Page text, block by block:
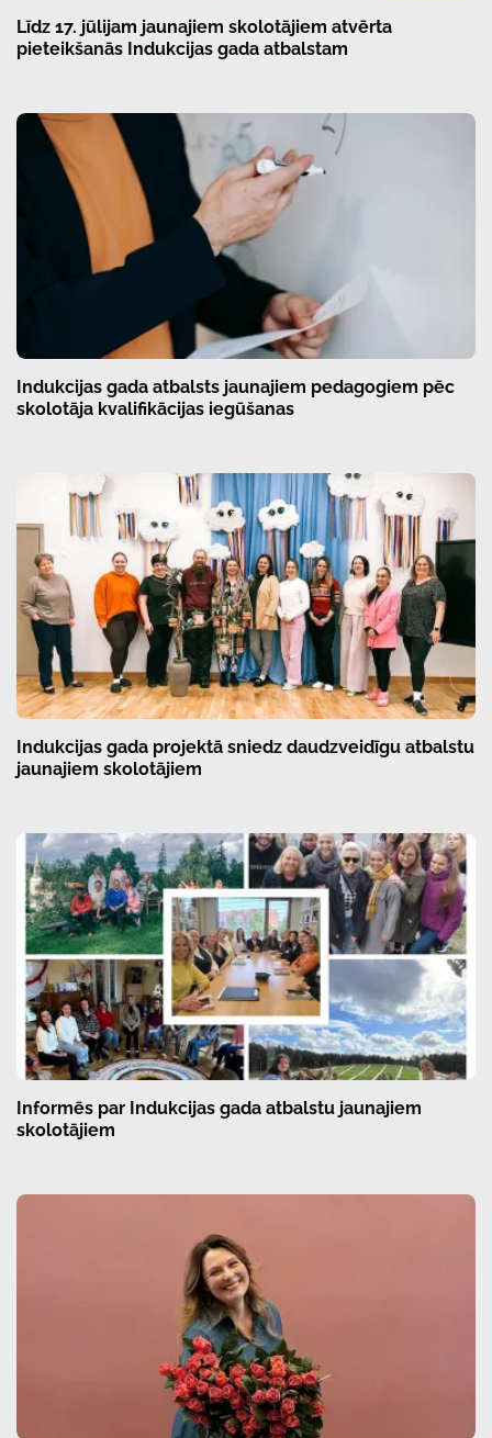
Līdz 17. jūlijam jaunajiem skolotājiem atvērta
pieteikšanās Indukcijas gada atbalstam
Indukcijas gada atbalsts jaunajiem pedagogiem pēc
skolotāja kvalifikācijas iegūšanas
Indukcijas gada projektā sniedz daudzveidīgu atbalstu
jaunajiem skolotājiem
Informēs par Indukcijas gada atbalstu jaunajiem
skolotājiem